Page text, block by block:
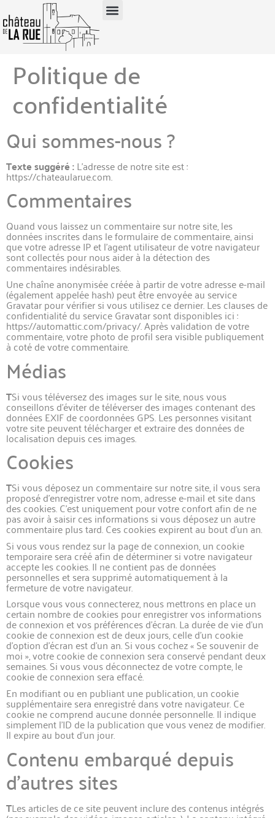
Politique de
confidentialité
Qui sommes-nous ?
Texte suggéré :L’adresse de notre site est :
https://chateaularue.com.
Commentaires
Quand vous laissez un commentaire sur notre site, les
données inscrites dans le formulaire de commentaire, ainsi
que votre adresse IP et l’agent utilisateur de votre navigateur
sont collectés pour nous aider à la détection des
commentaires indésirables.
Une chaîne anonymisée créée à partir de votre adresse e-mail
(également appelée hash) peut être envoyée au service
Gravatar pour vérifier si vous utilisez ce dernier. Les clauses de
confidentialité du service Gravatar sont disponibles ici :
https://automattic.com/privacy/. Après validation de votre
commentaire, votre photo de profil sera visible publiquement
à coté de votre commentaire.
Médias
TSi vous téléversez des images sur le site, nous vous
conseillons d’éviter de téléverser des images contenant des
données EXIF de coordonnées GPS. Les personnes visitant
votre site peuvent télécharger et extraire des données de
localisation depuis ces images.
Cookies
TSi vous déposez un commentaire sur notre site, il vous sera
proposé d’enregistrer votre nom, adresse e-mail et site dans
des cookies. C’est uniquement pour votre confort afin de ne
pas avoir à saisir ces informations si vous déposez un autre
commentaire plus tard. Ces cookies expirent au bout d’un an.
Si vous vous rendez sur la page de connexion, un cookie
temporaire sera créé afin de déterminer si votre navigateur
accepte les cookies. Il ne contient pas de données
personnelles et sera supprimé automatiquement à la
fermeture de votre navigateur.
Lorsque vous vous connecterez, nous mettrons en place un
certain nombre de cookies pour enregistrer vos informations
de connexion et vos préférences d’écran. La durée de vie d’un
cookie de connexion est de deux jours, celle d’un cookie
d’option d’écran est d’un an. Si vous cochez « Se souvenir de
moi », votre cookie de connexion sera conservé pendant deux
semaines. Si vous vous déconnectez de votre compte, le
cookie de connexion sera effacé.
En modifiant ou en publiant une publication, un cookie
supplémentaire sera enregistré dans votre navigateur. Ce
cookie ne comprend aucune donnée personnelle. Il indique
simplement l’ID de la publication que vous venez de modifier.
Il expire au bout d’un jour.
Contenu embarqué depuis
d’autres sites
TLes articles de ce site peuvent inclure des contenus intégrés